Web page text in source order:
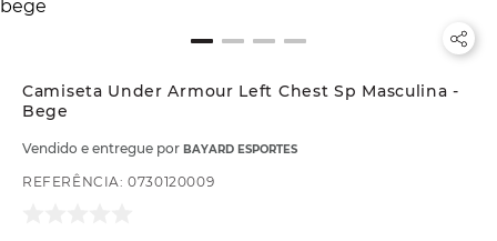
Camiseta Under Armour Left Chest Sp Masculina -
Bege
Vendido e entregue por BAYARD ESPORTES
REFERÊNCIA:0730120009